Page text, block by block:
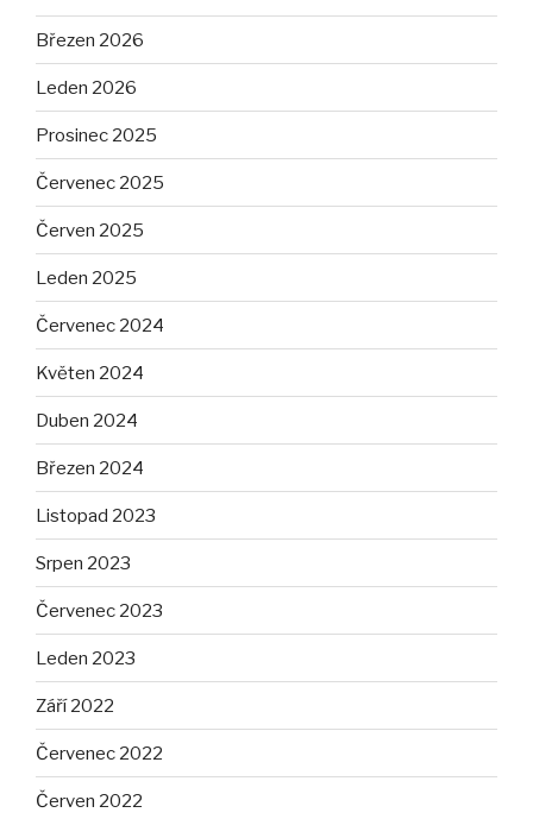
Březen 2026
Leden 2026
Prosinec 2025
Červenec 2025
Červen 2025
Leden 2025
Červenec 2024
Květen 2024
Duben 2024
Březen 2024
Listopad 2023
Srpen 2023
Červenec 2023
Leden 2023
Září 2022
Červenec 2022
Červen 2022